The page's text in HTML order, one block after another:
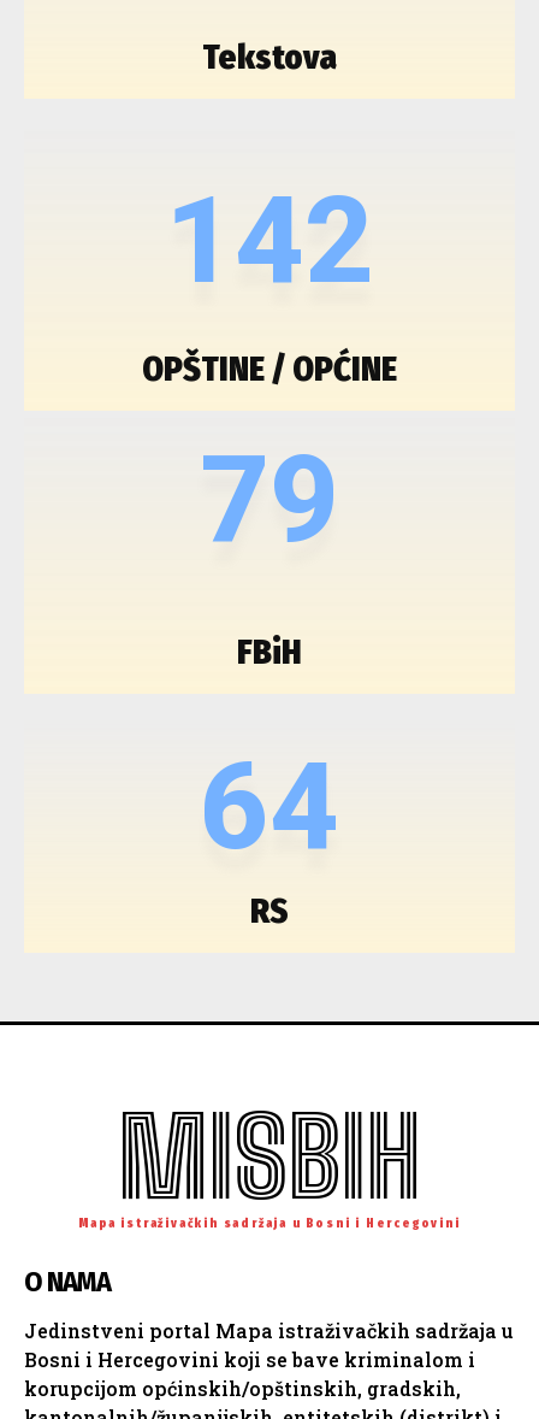
Tekstova
142
OPŠTINE / OPĆINE
79
FBiH
64
RS
MISBIH
Mapa istraživačkih sadržaja u Bosni i Hercegovini
O NAMA
Jedinstveni portal Mapa istraživačkih sadržaja u
Bosni i Hercegovini koji se bave kriminalom i
korupcijom općinskih/opštinskih, gradskih,